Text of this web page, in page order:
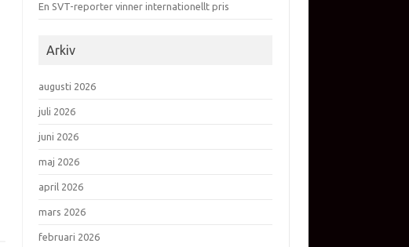
En SVT-reporter vinner internationellt pris
Arkiv
augusti 2026
juli 2026
juni 2026
maj 2026
april 2026
mars 2026
februari 2026